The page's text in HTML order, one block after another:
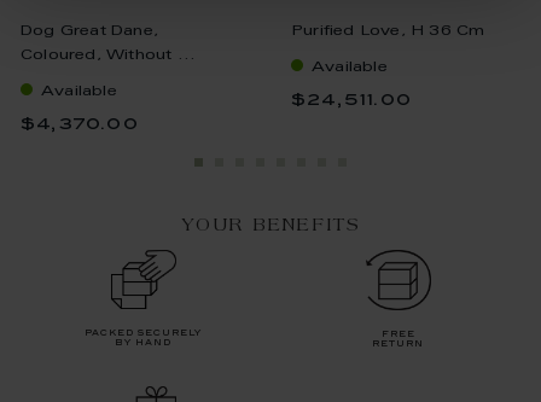
Dog Great Dane,
Coloured, Without ...
Available
$4,370.00
Purified Love, H 36 Cm
Available
$24,511.00
YOUR BENEFITS
packed securely
by hand
free
return